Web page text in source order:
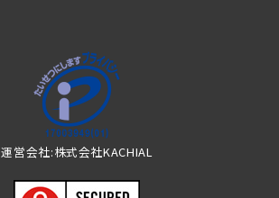
運営会社:株式会社KACHIAL